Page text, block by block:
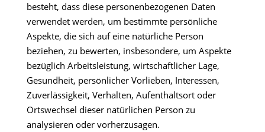
besteht, dass diese personenbezogenen Daten
verwendet werden, um bestimmte persönliche
Aspekte, die sich auf eine natürliche Person
beziehen, zu bewerten, insbesondere, um Aspekte
bezüglich Arbeitsleistung, wirtschaftlicher Lage,
Gesundheit, persönlicher Vorlieben, Interessen,
Zuverlässigkeit, Verhalten, Aufenthaltsort oder
Ortswechsel dieser natürlichen Person zu
analysieren oder vorherzusagen.